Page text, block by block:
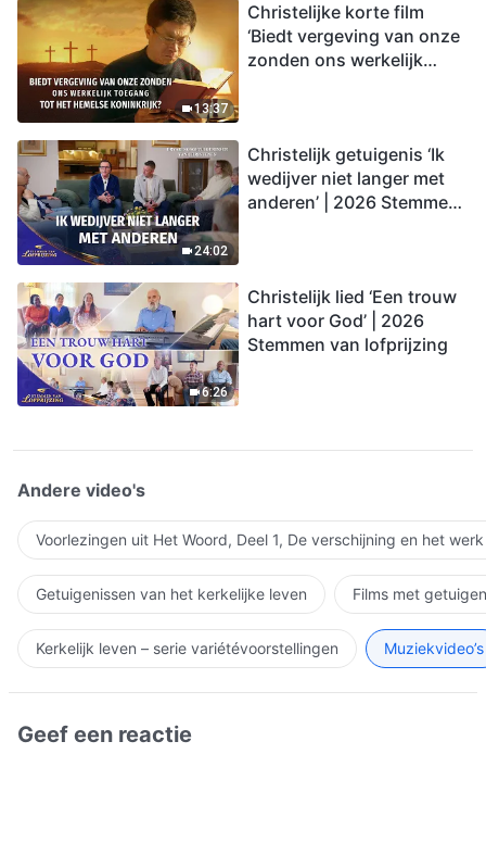
13:37
Christelijke korte film
‘Biedt vergeving van onze
zonden ons werkelijk
24:02
Christelijk getuigenis ‘Ik
wedijver niet langer met
anderen’ | 2026 Stemmen
6:26
Christelijk lied ‘Een trouw
hart voor God’ | 2026
Stemmen van lofprijzing
Andere video's
Voorlezingen uit Het Woord, Deel 1, De verschijning en het
Getuigenissen van het kerkelijke leven Films met
Kerkelijk leven – serie variétévoorstellingen Muziekvideo’s
Geef een reactie